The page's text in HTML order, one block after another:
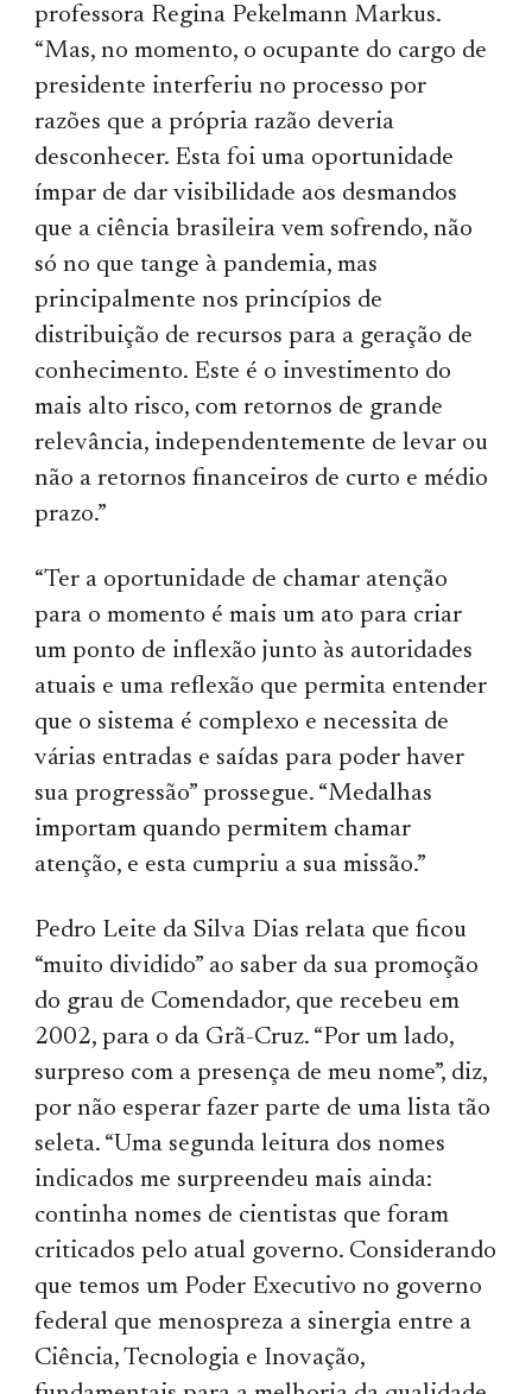
professora Regina Pekelmann Markus.
“Mas, no momento, o ocupante do cargo de
presidente interferiu no processo por
razões que a própria razão deveria
desconhecer. Esta foi uma oportunidade
ímpar de dar visibilidade aos desmandos
que a ciência brasileira vem sofrendo, não
só no que tange à pandemia, mas
principalmente nos princípios de
distribuição de recursos para a geração de
conhecimento. Este é o investimento do
mais alto risco, com retornos de grande
relevância, independentemente de levar ou
não a retornos financeiros de curto e médio
prazo.”
“Ter a oportunidade de chamar atenção
para o momento é mais um ato para criar
um ponto de inflexão junto às autoridades
atuais e uma reflexão que permita entender
que o sistema é complexo e necessita de
várias entradas e saídas para poder haver
sua progressão” prossegue. “Medalhas
importam quando permitem chamar
atenção, e esta cumpriu a sua missão.”
Pedro Leite da Silva Dias relata que ficou
“muito dividido” ao saber da sua promoção
do grau de Comendador, que recebeu em
2002, para o da Grã-Cruz. “Por um lado,
surpreso com a presença de meu nome”, diz,
por não esperar fazer parte de uma lista tão
seleta. “Uma segunda leitura dos nomes
indicados me surpreendeu mais ainda:
continha nomes de cientistas que foram
criticados pelo atual governo. Considerando
que temos um Poder Executivo no governo
federal que menospreza a sinergia entre a
Ciência, Tecnologia e Inovação,